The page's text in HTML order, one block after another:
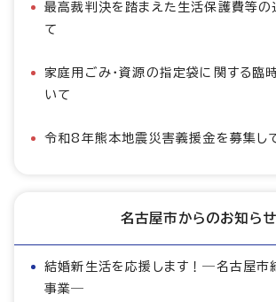
最高裁判決を踏まえた生活保護費等の
て
家庭用ごみ・資源の指定袋に関する臨
いて
令和8年熊本地震災害義援金を募集し
名古屋市からのお知らせ
結婚新生活を応援します！―名古屋市
事業―